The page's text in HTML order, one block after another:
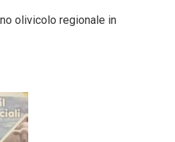
olivicolo regionale in